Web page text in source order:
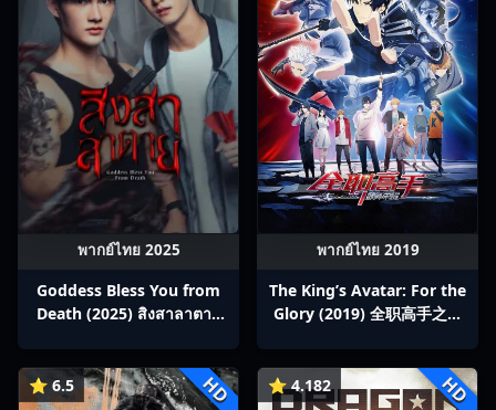
พากย์ไทย 2025
Goddess Bless You from
Death (2025) สิงสาลาตาย
พากย์ไทย 2019
The King’s Avatar: For the
Glory (2019) 全职高手之巅
⭐ 6.5 HD ⭐ 4.182 HD